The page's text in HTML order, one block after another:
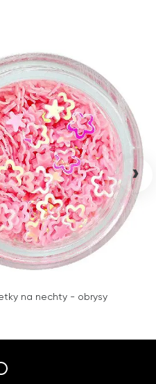
na nechty - obrysy
›